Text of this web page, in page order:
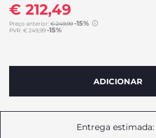
PVR:€ 249,99-15%
Preço anterior:€ 249,99-15%
€ 212,49
ADICIONAR
Entrega estimada: